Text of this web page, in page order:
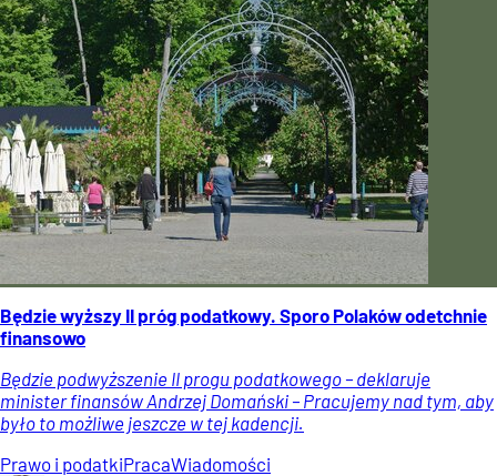
Będzie wyższy II próg podatkowy. Sporo Polaków odetchnie
finansowo
Będzie podwyższenie II progu podatkowego – deklaruje
minister finansów Andrzej Domański – Pracujemy nad tym, aby
było to możliwe jeszcze w tej kadencji.
Prawo i podatkiPracaWiadomości